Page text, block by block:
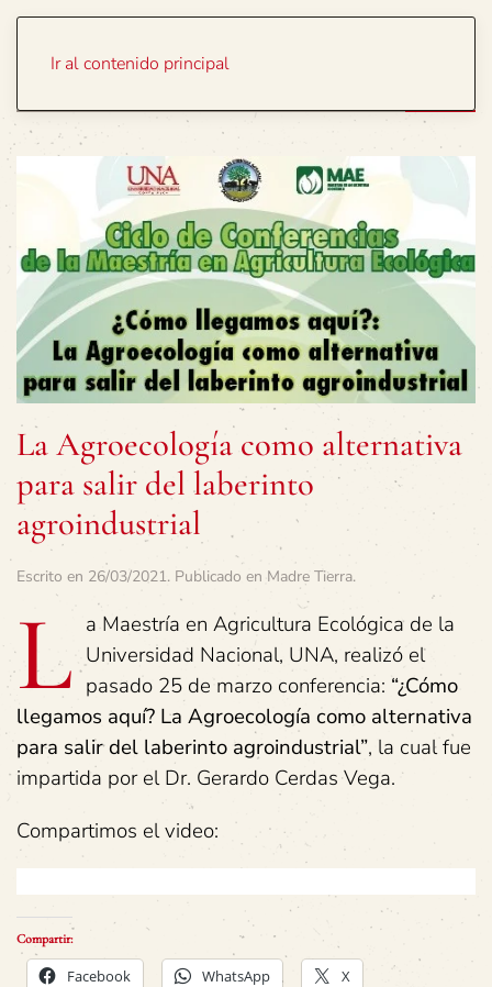
Ir al contenido principal
La Agroecología como alternativa
para salir del laberinto
agroindustrial
Escrito en 26/03/2021. Publicado en Madre Tierra.
L a Maestría en Agricultura Ecológica de la
Universidad Nacional, UNA, realizó el
pasado 25 de marzo conferencia: “¿Cómo
llegamos aquí? La Agroecología como alternativa
para salir del laberinto agroindustrial”, la cual fue
impartida por el Dr. Gerardo Cerdas Vega.
Compartimos el video:
Compartir:
Facebook WhatsApp X